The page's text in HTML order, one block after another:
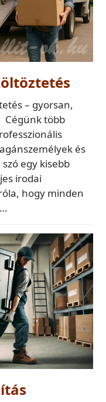
– gyorsan,
Cégünk több
és
egy kisebb
irodai
hogy minden